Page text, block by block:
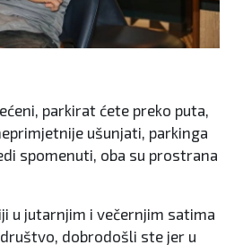
parkirat ćete preko puta,
ušunjati, parkinga
spomenuti, oba su prostrana
u jutarnjim i večernjim satima
dobrodošli ste jer u